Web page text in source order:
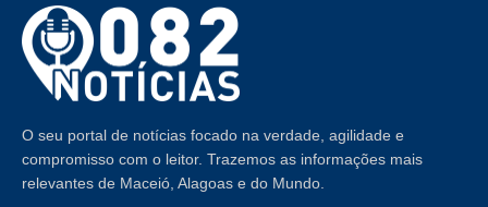
O seu portal de notícias focado na verdade, agilidade e
compromisso com o leitor. Trazemos as informações mais
relevantes de Maceió, Alagoas e do Mundo.